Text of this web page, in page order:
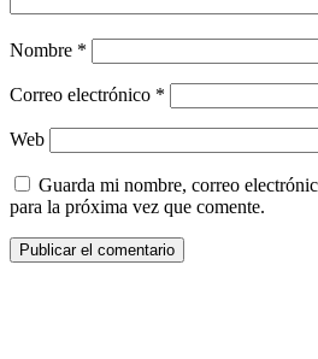
Nombre *
Correo electrónico *
Web
Guarda mi nombre, correo
para la próxima vez que comente.